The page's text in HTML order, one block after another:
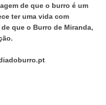
de que o burro é um
ter uma vida com
que o Burro de Miranda,